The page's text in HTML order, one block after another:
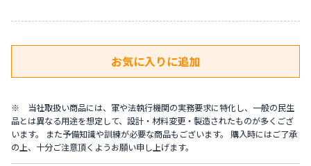
※ 当社取扱い商品には、軍や法執行機関の実務要求に特化し、一般の民生
品とは異なる用途を想定して、設計・材料変更・製造されたものが多くござ
います。 また予備知識や訓練が必要な商品もございます。 購入時にはご了承
の上、十分ご注意頂くようお願い申し上げます。